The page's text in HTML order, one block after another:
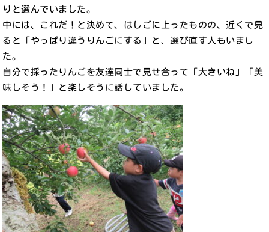
りと選んでいました。
中には、これだ！と決めて、はしごに上ったものの、近くで見
ると「やっぱり違うりんごにする」と、選び直す人もいまし
た。
自分で採ったりんごを友達同士で見せ合って「大きいね」「美
味しそう！」と楽しそうに話していました。